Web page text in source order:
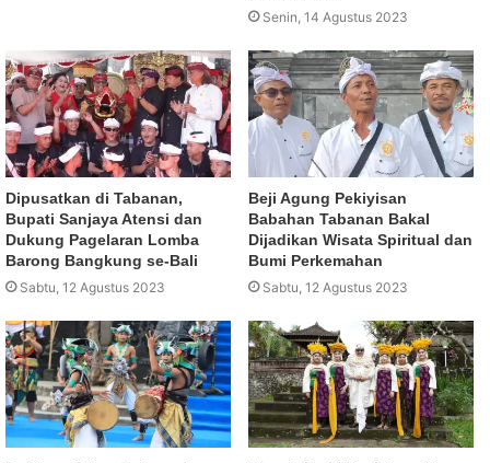
Senin, 14 Agustus 2023
Dipusatkan di Tabanan,
Bupati Sanjaya Atensi dan
Dukung Pagelaran Lomba
Barong Bangkung se-Bali
Sabtu, 12 Agustus 2023
Beji Agung Pekiyisan
Babahan Tabanan Bakal
Dijadikan Wisata Spiritual dan
Bumi Perkemahan
Sabtu, 12 Agustus 2023